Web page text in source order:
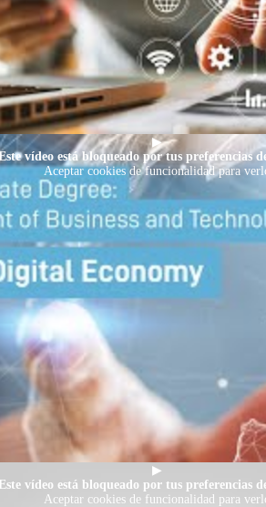
▶
Este vídeo está bloqueado por tus preferencias
Aceptar cookies de funcionalidad para
▶
Este vídeo está bloqueado por tus preferencias
Aceptar cookies de funcionalidad para